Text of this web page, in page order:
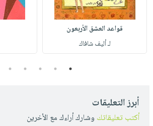
قواعد العشق الأربعون
لـ أليف شافاك
1
2
3
4
5
أبرز التعليقات
أكتب تعليقاتك وشارك أراءك مع الأخرين